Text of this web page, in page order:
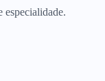
especialidade.